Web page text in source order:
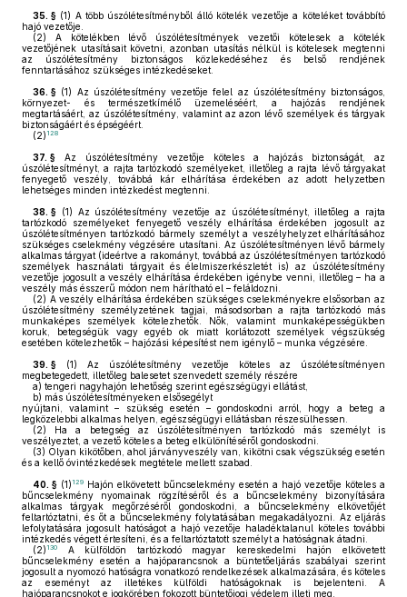
35. § (1) A több úszólétesítményből álló kötelék vezetője a köteléket továbbító
hajó vezetője.
(2) A kötelékben lévő úszólétesítmények vezetői kötelesek a kötelék
vezetőjének utasításait követni, azonban utasítás nélkül is kötelesek megtenni
az úszólétesítmény biztonságos közlekedéséhez és belső rendjének
fenntartásához szükséges intézkedéseket.
36. § (1) Az úszólétesítmény vezetője felel az úszólétesítmény biztonságos,
környezet- és természetkímélő üzemeléséért, a hajózás rendjének
megtartásáért, az úszólétesítmény, valamint az azon lévő személyek és tárgyak
biztonságáért és épségéért.
(2) 128
37. § Az úszólétesítmény vezetője köteles a hajózás biztonságát, az
úszólétesítményt, a rajta tartózkodó személyeket, illetőleg a rajta lévő tárgyakat
fenyegető veszély, továbbá kár elhárítása érdekében az adott helyzetben
lehetséges minden intézkedést megtenni.
38. § (1) Az úszólétesítmény vezetője az úszólétesítményt, illetőleg a rajta
tartózkodó személyeket fenyegető veszély elhárítása érdekében jogosult az
úszólétesítményen tartózkodó bármely személyt a veszélyhelyzet elhárításához
szükséges cselekmény végzésére utasítani. Az úszólétesítményen lévő bármely
alkalmas tárgyat (ideértve a rakományt, továbbá az úszólétesítményen tartózkodó
személyek használati tárgyait és élelmiszerkészletét is) az úszólétesítmény
vezetője jogosult a veszély elhárítása érdekében igénybe venni, illetőleg – ha a
veszély más ésszerű módon nem hárítható el – feláldozni.
(2) A veszély elhárítása érdekében szükséges cselekményekre elsősorban az
úszólétesítmény személyzetének tagjai, másodsorban a rajta tartózkodó más
munkaképes személyek kötelezhetők. Nők, valamint munkaképességükben
koruk, betegségük vagy egyéb ok miatt korlátozott személyek végszükség
esetében kötelezhetők – hajózási képesítést nem igénylő – munka végzésére.
39. § (1) Az úszólétesítmény vezetője köteles az úszólétesítményen
megbetegedett, illetőleg balesetet szenvedett személy részére
a) tengeri nagyhajón lehetőség szerint egészségügyi ellátást,
b) más úszólétesítményeken elsősegélyt
nyújtani, valamint – szükség esetén – gondoskodni arról, hogy a beteg a
legközelebbi alkalmas helyen, egészségügyi ellátásban részesülhessen.
(2) Ha a betegség az úszólétesítményen tartózkodó más személyt is
veszélyeztet, a vezető köteles a beteg elkülönítéséről gondoskodni.
(3) Olyan kikötőben, ahol járványveszély van, kikötni csak végszükség esetén
és a kellő óvintézkedések megtétele mellett szabad.
40. § (1) 129 Hajón elkövetett bűncselekmény esetén a hajó vezetője köteles a
bűncselekmény nyomainak rögzítéséről és a bűncselekmény bizonyítására
alkalmas tárgyak megőrzéséről gondoskodni, a bűncselekmény elkövetőjét
feltartóztatni, és őt a bűncselekmény folytatásában megakadályozni. Az eljárás
lefolytatására jogosult hatóságot a hajó vezetője haladéktalanul köteles további
intézkedés végett értesíteni, és a feltartóztatott személyt a hatóságnak átadni.
(2) 130
A külföldön tartózkodó magyar kereskedelmi hajón elkövetett
bűncselekmény esetén a hajóparancsnok a büntetőeljárás szabályai szerint
jogosult a nyomozó hatóságra vonatkozó rendelkezések alkalmazására, és köteles
az eseményt az illetékes külföldi hatóságoknak is bejelenteni. A
hajóparancsnokot e jogkörében fokozott büntetőjogi védelem illeti meg.